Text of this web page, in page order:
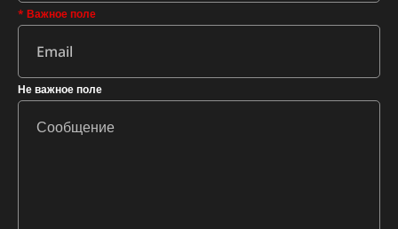
* Важное поле
Не важное поле